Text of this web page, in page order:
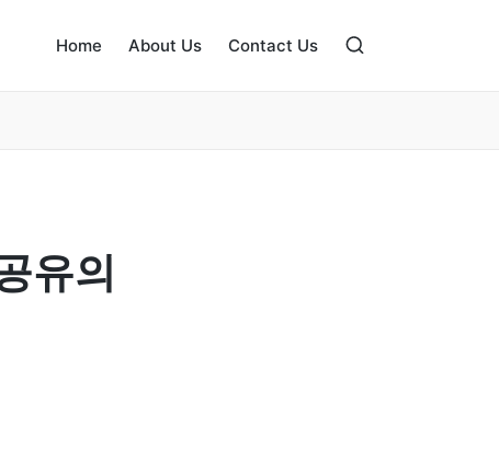
Home About Us Contact Us
유의